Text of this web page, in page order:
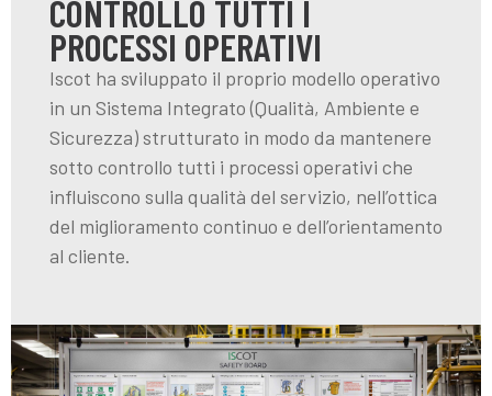
CONTROLLO TUTTI I
PROCESSI OPERATIVI
Iscot ha sviluppato il proprio modello operativo
in un Sistema Integrato (Qualità, Ambiente e
Sicurezza) strutturato in modo da mantenere
sotto controllo tutti i processi operativi che
influiscono sulla qualità del servizio, nell’ottica
del miglioramento continuo e dell’orientamento
al cliente.